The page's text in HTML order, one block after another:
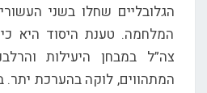
הגלובליים שחלו בשני
המלחמה. טענת היסוד היא
צה”ל במבחן היעילות
המתהווים, לוקה בהערכת יתר.